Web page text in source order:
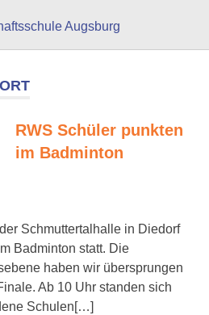
RWS Schüler punkten
im Badminton
Schmuttertalhalle in Diedorf
Badminton statt. Die
haben wir übersprungen
Ab 10 Uhr standen sich
Schulen[…]